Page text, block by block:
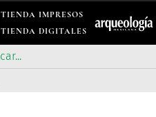
TIENDA IMPRESOS
TIENDA DIGITALES